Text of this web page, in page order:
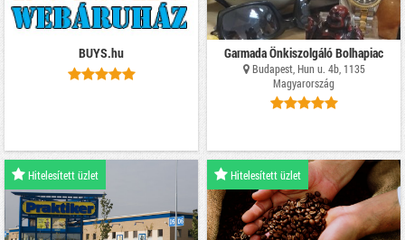
BUYS.hu Garmada Önkiszolgáló Bolhapiac
Budapest, Hun u. 4b, 1135
Magyarország
Hitelesített üzlet Hitelesített üzlet